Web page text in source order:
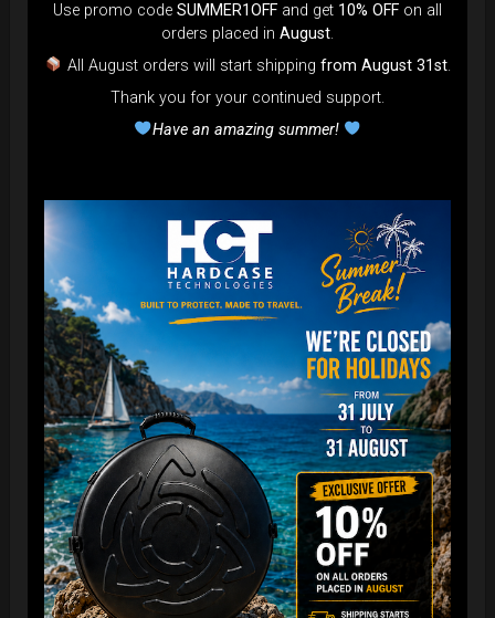
Titolare del Trattamento dei Dati
Hard Case Technologies Srl
Via F. Ferrucci, 232
59100 Prato (PO)
Indirizzo email del Titolare: info@hardcasetechnologies.com
Titolare, ogni riferimento specifico a Strumenti di Tracciamento di
terza parte è da considerarsi indicativo. Per ottenere informazioni
complete, gli Utenti sono gentilmente invitati a consultare la privacy
policy dei rispettivi servizi terzi elencati in questo documento.
Data l'oggettiva complessità di identificazione delle tecnologie di
tracciamento, gli Utenti sono invitati a contattare il Titolare qualora
volessero ricevere ulteriori informazioni in merito all'utilizzo di tali
tecnologie su questa Applicazione.
Definizioni e riferimenti legali
Dati Personali (o Dati)
Costituisce dato personale qualunque informazione che,
direttamente o indirettamente, anche in collegamento con
qualsiasi altra informazione, ivi compreso un numero di
identificazione personale, renda identificata o identificabile una
persona fisica.
Use promo code SUMMER1OFF and get 10% OFF on all
orders placed in August.
All August orders will start shipping from August 31st.
Thank you for your continued support.
Have an amazing summer!